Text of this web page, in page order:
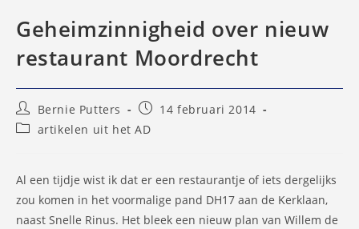
Geheimzinnigheid over nieuw
restaurant Moordrecht
Bericht
auteur:
Bernie Putters
Bericht
gepubliceerd
op:
14 februari 2014
Berichtcategorie:
artikelen uit het AD
Al een tijdje wist ik dat er een restaurantje of iets dergelijks
zou komen in het voormalige pand DH17 aan de Kerklaan,
naast Snelle Rinus. Het bleek een nieuw plan van Willem de